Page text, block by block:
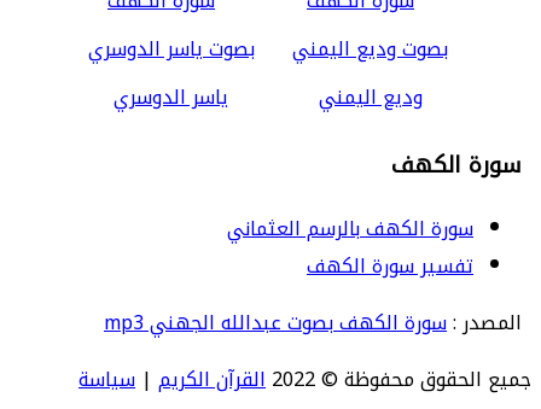
وديع اليمني ياسر الدوسري
سورة الكهف
سورة الكهف بالرسم العثماني
تفسير سورة الكهف
المصدر :سورة الكهف بصوت عبدالله الجهني mp3
جميع الحقوق محفوظة © 2022
القرآن الكريم | سياسة